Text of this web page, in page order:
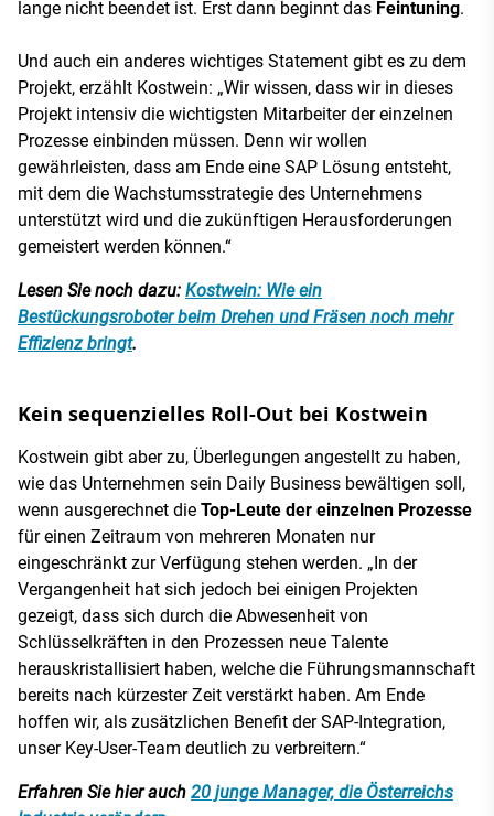
lange nicht beendet ist. Erst dann beginnt das Feintuning.
Und auch ein anderes wichtiges Statement gibt es zu dem
Projekt, erzählt Kostwein: „Wir wissen, dass wir in dieses
Projekt intensiv die wichtigsten Mitarbeiter der einzelnen
Prozesse einbinden müssen. Denn wir wollen
gewährleisten, dass am Ende eine SAP Lösung entsteht,
mit dem die Wachstumsstrategie des Unternehmens
unterstützt wird und die zukünftigen Herausforderungen
gemeistert werden können.“
Lesen Sie noch dazu: Kostwein: Wie ein
Bestückungsroboter beim Drehen und Fräsen noch mehr
Effizienz bringt.
Kein sequenzielles Roll-Out bei Kostwein
Kostwein gibt aber zu, Überlegungen angestellt zu haben,
wie das Unternehmen sein Daily Business bewältigen soll,
wenn ausgerechnet die Top-Leute der einzelnen Prozesse
für einen Zeitraum von mehreren Monaten nur
eingeschränkt zur Verfügung stehen werden. „In der
Vergangenheit hat sich jedoch bei einigen Projekten
gezeigt, dass sich durch die Abwesenheit von
Schlüsselkräften in den Prozessen neue Talente
herauskristallisiert haben, welche die Führungsmannschaft
bereits nach kürzester Zeit verstärkt haben. Am Ende
hoffen wir, als zusätzlichen Benefit der SAP-Integration,
unser Key-User-Team deutlich zu verbreitern.“
Erfahren Sie hier auch 20 junge Manager, die Österreichs